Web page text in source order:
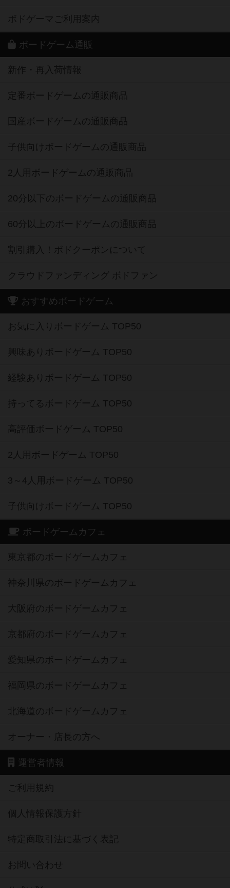
ボドゲーマご利用案内
ボードゲーム通販
新作・再入荷情報
定番ボードゲームの通販商品
国産ボードゲームの通販商品
子供向けボードゲームの通販商品
2人用ボードゲームの通販商品
20分以下のボードゲームの通販商品
60分以上のボードゲームの通販商品
割引購入！ボドクーポンについて
クラウドファンディング ボドファン
おすすめボードゲーム
お気に入りボードゲーム TOP50
興味ありボードゲーム TOP50
経験ありボードゲーム TOP50
持ってるボードゲーム TOP50
高評価ボードゲーム TOP50
2人用ボードゲーム TOP50
3～4人用ボードゲーム TOP50
子供向けボードゲーム TOP50
ボードゲームカフェ
東京都のボードゲームカフェ
神奈川県のボードゲームカフェ
大阪府のボードゲームカフェ
京都府のボードゲームカフェ
愛知県のボードゲームカフェ
福岡県のボードゲームカフェ
北海道のボードゲームカフェ
オーナー・店長の方へ
運営者情報
ご利用規約
個人情報保護方針
特定商取引法に基づく表記
お問い合わせ